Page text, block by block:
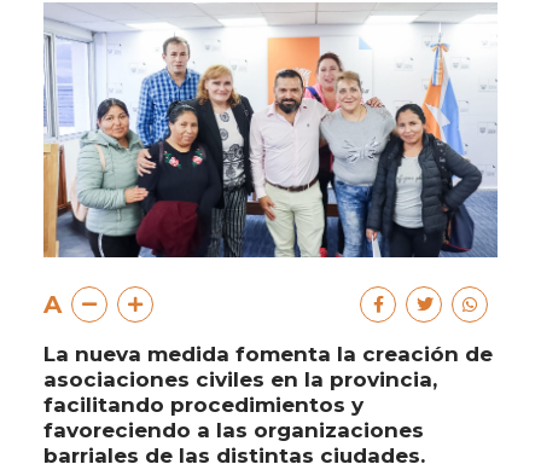
A
La nueva medida fomenta la creación de
asociaciones civiles en la provincia,
facilitando procedimientos y
favoreciendo a las organizaciones
barriales de las distintas ciudades.